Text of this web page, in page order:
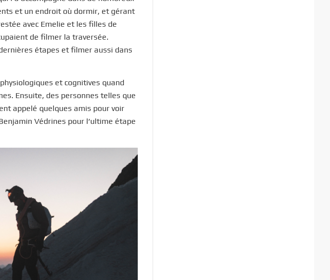
et un endroit où dormir, et gérant
avec Emelie et les filles de
de filmer la traversée.
étapes et filmer aussi dans
et cognitives quand
Ensuite, des personnes telles que
appelé quelques amis pour voir
Védrines pour l’ultime étape